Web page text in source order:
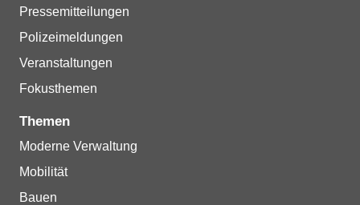
Pressemitteilungen
Polizeimeldungen
Veranstaltungen
Fokusthemen
Themen
Moderne Verwaltung
Mobilität
Bauen